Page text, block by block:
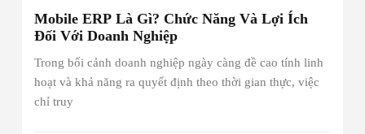
Mobile ERP Là Gì? Chức Năng Và Lợi Ích
Đối Với Doanh Nghiệp
Trong bối cảnh doanh nghiệp ngày càng đề cao tính linh
hoạt và khả năng ra quyết định theo thời gian thực, việc
chỉ truy